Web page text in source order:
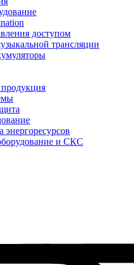
доступом
трансляции
энергоресурсов
и СКС